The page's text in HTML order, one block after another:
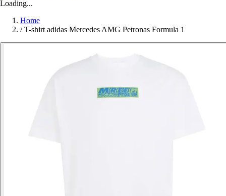
Loading...
Home
/ T-shirt adidas Mercedes AMG Petronas Formula 1